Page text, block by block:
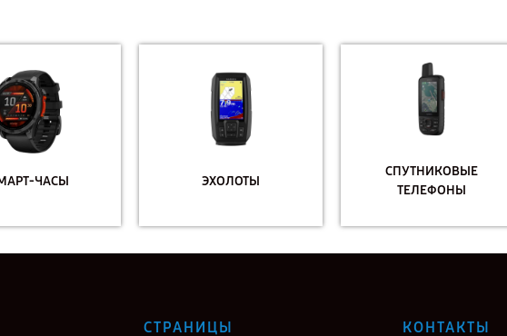
ЧАСЫ ЭХОЛОТЫ
СПУТНИКОВЫЕ
ТЕЛЕФОНЫ
СТРАНИЦЫ КОНТАКТЫ